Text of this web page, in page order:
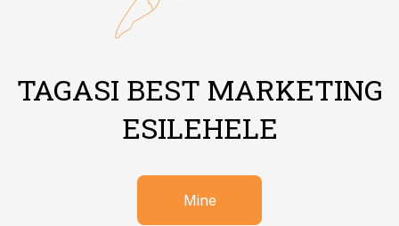
TAGASI BEST MARKETING
ESILEHELE
Mine